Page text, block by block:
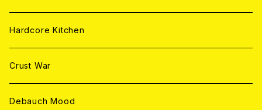
Hardcore Kitchen
Crust War
Debauch Mood